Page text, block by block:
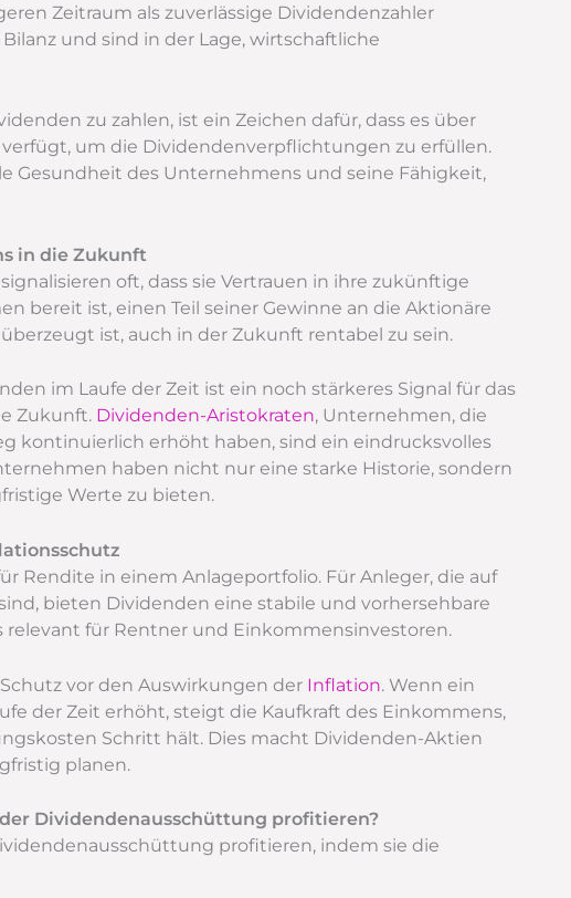
Zeitraum als zuverlässige Dividendenzahler
und sind in der Lage, wirtschaftliche
zu zahlen, ist ein Zeichen dafür, dass es über
um die Dividendenverpflichtungen zu erfüllen.
Gesundheit des Unternehmens und seine Fähigkeit,
in die Zukunft
oft, dass sie Vertrauen in ihre zukünftige
bereit ist, einen Teil seiner Gewinne an die Aktionäre
ist, auch in der Zukunft rentabel zu sein.
im Laufe der Zeit ist ein noch stärkeres Signal für das
Zukunft. Dividenden-Aristokraten, Unternehmen, die
kontinuierlich erhöht haben, sind ein eindrucksvolles
haben nicht nur eine starke Historie, sondern
Werte zu bieten.
Rendite in einem Anlageportfolio. Für Anleger, die auf
bieten Dividenden eine stabile und vorhersehbare
relevant für Rentner und Einkommensinvestoren.
vor den Auswirkungen der Inflation. Wenn ein
der Zeit erhöht, steigt die Kaufkraft des Einkommens,
Schritt hält. Dies macht Dividenden-Aktien
planen.
Dividendenausschüttung profitieren?
profitieren, indem sie die